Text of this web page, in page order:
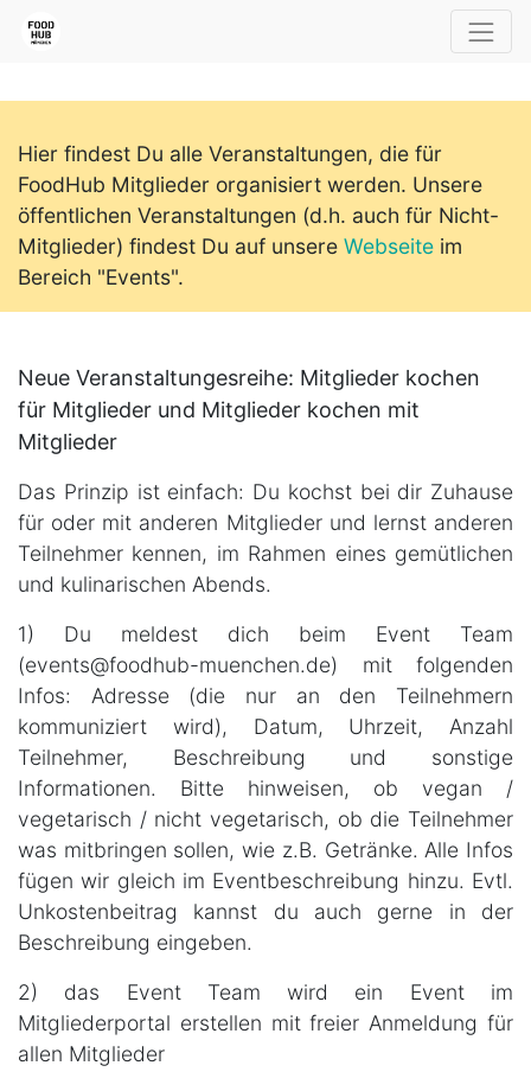
Hier findest Du alle Veranstaltungen, die für
FoodHub Mitglieder organisiert werden. Unsere
öffentlichen Veranstaltungen (d.h. auch für Nicht-
Mitglieder) findest Du auf unsere Webseite im
Bereich "Events".
Neue Veranstaltungesreihe: Mitglieder kochen
für Mitglieder und Mitglieder kochen mit
Mitglieder
Das Prinzip ist einfach: Du kochst bei dir Zuhause
für oder mit anderen Mitglieder und lernst anderen
Teilnehmer kennen, im Rahmen eines gemütlichen
und kulinarischen Abends.
1) Du meldest dich beim Event Team
(events@foodhub-muenchen.de) mit folgenden
Infos: Adresse (die nur an den Teilnehmern
kommuniziert wird), Datum, Uhrzeit, Anzahl
Teilnehmer, Beschreibung und sonstige
Informationen. Bitte hinweisen, ob vegan /
vegetarisch / nicht vegetarisch, ob die Teilnehmer
was mitbringen sollen, wie z.B. Getränke. Alle Infos
fügen wir gleich im Eventbeschreibung hinzu. Evtl.
Unkostenbeitrag kannst du auch gerne in der
Beschreibung eingeben.
2) das Event Team wird ein Event im
Mitgliederportal erstellen mit freier Anmeldung für
allen Mitglieder